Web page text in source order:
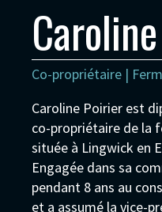
Co-propriétaire |
Caroline Poirier est
co-propriétaire de la
située à Lingwick en
Engagée dans sa
pendant 8 ans au
et a assumé la vice-